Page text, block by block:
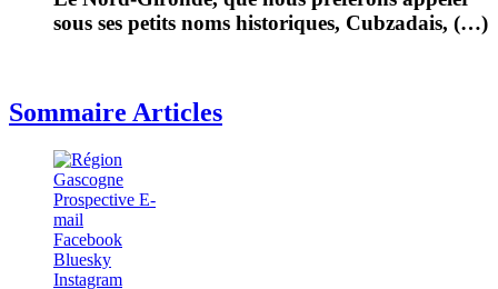
sous ses petits noms historiques, Cubzadais, (…)
Sommaire Articles